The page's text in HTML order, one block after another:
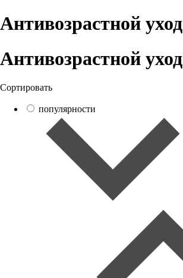
Антивозрастной уход
Антивозрастной уход
Сортировать
популярности